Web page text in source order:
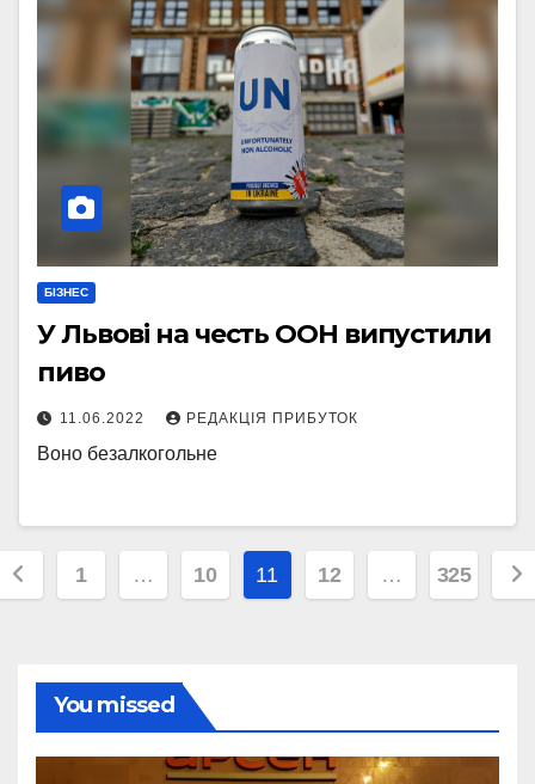
БІЗНЕС
У Львові на честь ООН випустили
пиво
11.06.2022 РЕДАКЦІЯ ПРИБУТОК
Воно безалкогольне
1 … 10 11 12 … 325
You missed